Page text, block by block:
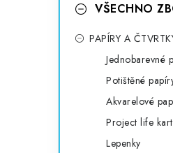
VŠECHNO
PAPÍRY A
Jednobarevné
Potištěné
Akvarelové
Project life
Lepenky